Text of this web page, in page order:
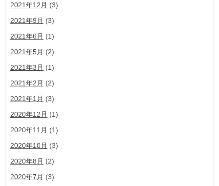
2021年12月 (3)
2021年9月 (3)
2021年6月 (1)
2021年5月 (2)
2021年3月 (1)
2021年2月 (2)
2021年1月 (3)
2020年12月 (1)
2020年11月 (1)
2020年10月 (3)
2020年8月 (2)
2020年7月 (3)